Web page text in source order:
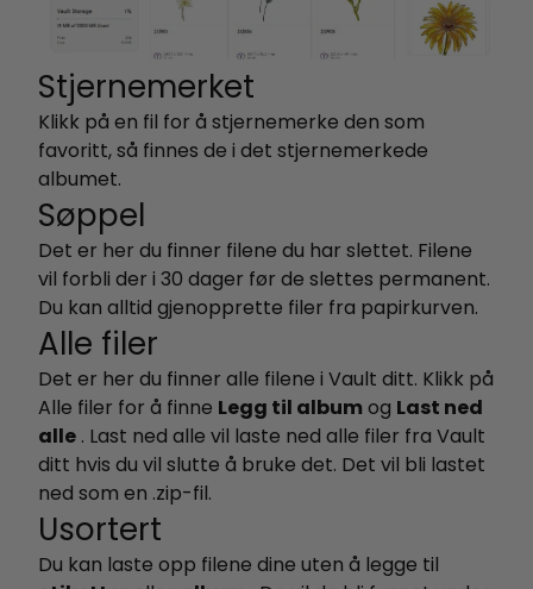
Stjernemerket
Klikk på en fil for å stjernemerke den som
favoritt, så finnes de i det stjernemerkede
albumet.
Søppel
Det er her du finner filene du har slettet. Filene
vil forbli der i 30 dager før de slettes permanent.
Du kan alltid gjenopprette filer fra papirkurven.
Alle filer
Det er her du finner alle filene i Vault ditt. Klikk på
Alle filer for å finne Legg til album og Last ned
alle . Last ned alle vil laste ned alle filer fra Vault
ditt hvis du vil slutte å bruke det. Det vil bli lastet
ned som en .zip-fil.
Usortert
Du kan laste opp filene dine uten å legge til